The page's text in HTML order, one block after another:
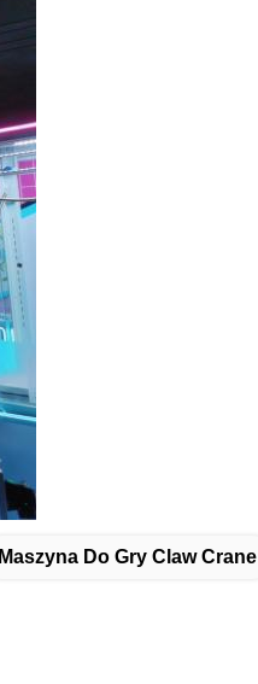
Maszyna Do Gry Claw Crane